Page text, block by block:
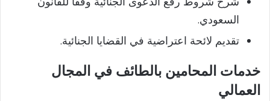
السعودي.
تقديم لائحة اعتراضية في القضايا الجنائية.
خدمات المحامين بالطائف في المجال
العمالي